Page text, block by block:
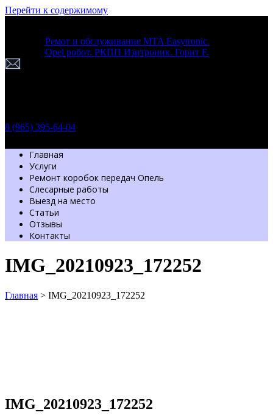
Перейти к содержимому
Ремот и обслуживание MTA Easytronic.
Opel робот. РКПП Изитроник. Горит F.
8 (965) 395-64-04
Главная
Услуги
Ремонт коробок передач Опель
Слесарные работы
Выезд на место
Статьи
Отзывы
Контакты
IMG_20210923_172252
Главная > IMG_20210923_172252
IMG_20210923_172252